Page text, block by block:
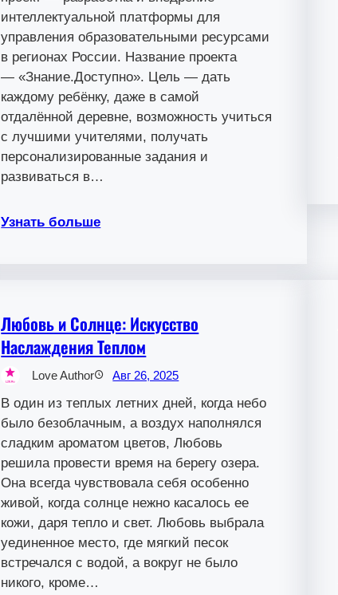
интеллектуальной платформы для
управления образовательными ресурсами
в регионах России. Название проекта
— «Знание.Доступно». Цель — дать
каждому ребёнку, даже в самой
отдалённой деревне, возможность учиться
с лучшими учителями, получать
персонализированные задания и
развиваться в…
Узнать больше
Любовь и Солнце: Искусство
Наслаждения Теплом
Love Author Авг 26, 2025
В один из теплых летних дней, когда небо
было безоблачным, а воздух наполнялся
сладким ароматом цветов, Любовь
решила провести время на берегу озера.
Она всегда чувствовала себя особенно
живой, когда солнце нежно касалось ее
кожи, даря тепло и свет. Любовь выбрала
уединенное место, где мягкий песок
встречался с водой, а вокруг не было
никого, кроме…